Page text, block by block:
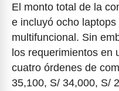
El monto total de la
e incluyó ocho
multifuncional. Sin
los requerimientos en
cuatro órdenes de
35,100, S/ 34,000, S/